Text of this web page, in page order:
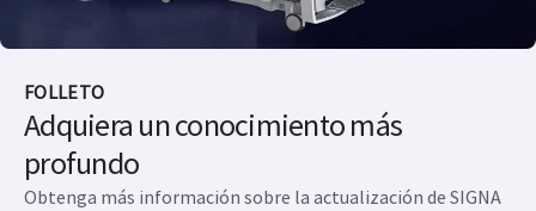
FOLLETO
Adquiera un conocimiento más
profundo
Obtenga más información sobre la actualización de SIGNA